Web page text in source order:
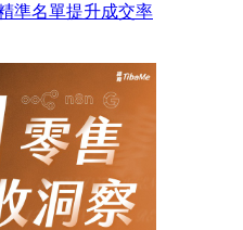
準名單提升成交率